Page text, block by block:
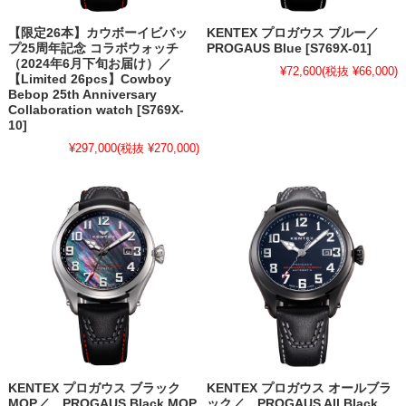
【限定26本】カウボーイビバッ
プ25周年記念 コラボウォッチ
（2024年6月下旬お届け）／
【Limited 26pcs】Cowboy
Bebop 25th Anniversary
Collaboration watch [S769X-
10]
¥297,000(税抜 ¥270,000)
KENTEX プロガウス ブルー／
PROGAUS Blue [S769X-01]
¥72,600(税抜 ¥66,000)
KENTEX プロガウス ブラック
KENTEX プロガウス オールブラ